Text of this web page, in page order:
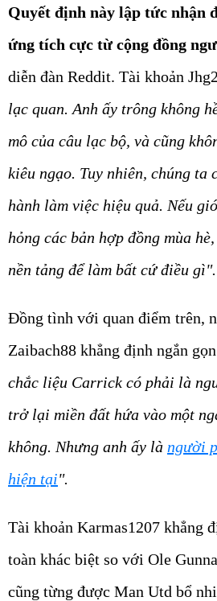
Quyết định này lập tức nhận
ứng tích cực từ cộng đồng
diễn đàn Reddit. Tài khoản
lạc quan. Anh ấy trông không
mô của câu lạc bộ, và cũng
kiêu ngạo. Tuy nhiên, chúng ta
hành làm việc hiệu quả. Nếu
hỏng các bản hợp đồng mùa
nền tảng để làm bất cứ điều gì".
Đồng tình với quan điểm trên,
Zaibach88 khẳng định ngắn
chắc liệu Carrick có phải là
trở lại miền đất hứa vào một
không. Nhưng anh ấy là người
hiện tại".
Tài khoản Karmas1207 khẳng
toàn khác biệt so với Ole
cũng từng được Man Utd bổ